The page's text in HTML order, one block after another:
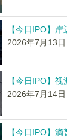
【今日IPO】
2026年7月13
【今日IPO】
2026年7月14
【今日IPO】